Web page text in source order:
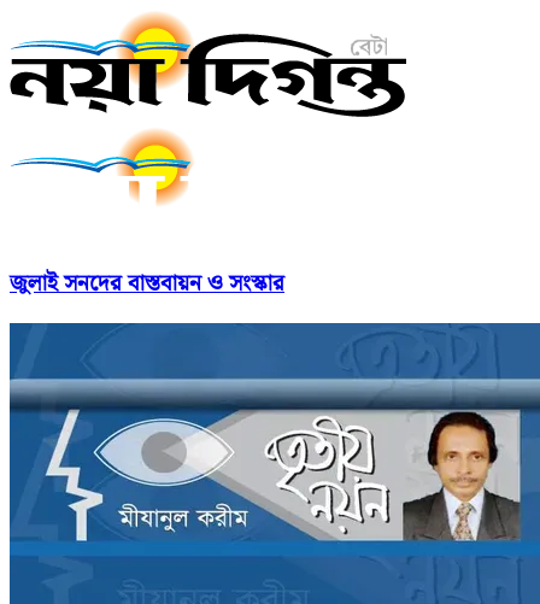
জুলাই সনদের বাস্তবায়ন ও সংস্কার